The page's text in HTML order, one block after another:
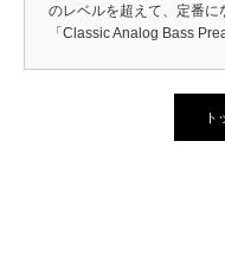
のレベルを超えて、定番に
「Classic Analog Bass
ト